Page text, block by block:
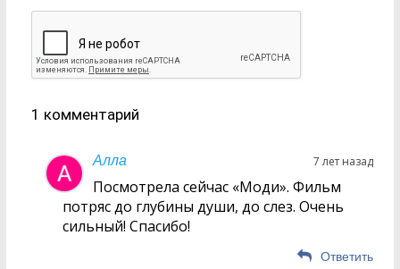
1 комментарий
Алла 7 лет назад
Посмотрела сейчас «Моди». Фильм
потряс до глубины души, до слез. Очень
сильный! Спасибо!
Ответить